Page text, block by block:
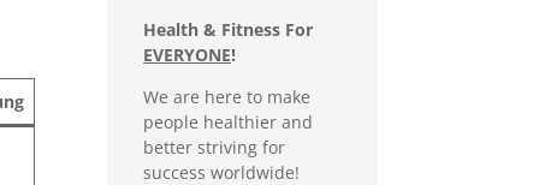
Health & Fitness For
EVERYONE!
We are here to make
people healthier and
better striving for
success worldwide!